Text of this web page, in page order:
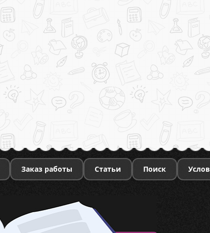
Заказ работы Статьи Поиск